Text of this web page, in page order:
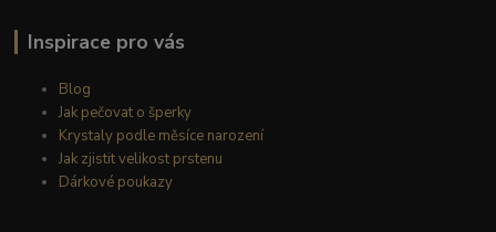
Inspirace pro vás
Blog
Jak pečovat o šperky
Krystaly podle měsíce narození
Jak zjistit velikost prstenu
Dárkové poukazy